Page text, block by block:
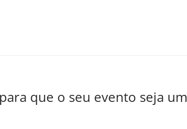
que o seu evento seja um